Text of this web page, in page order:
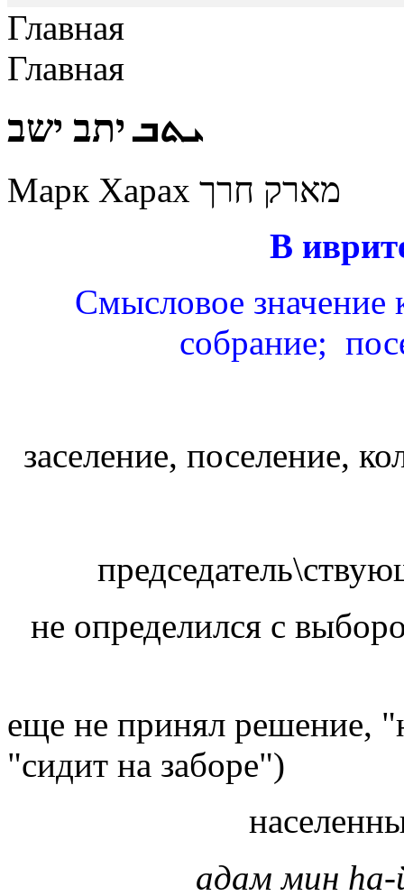
Главная
Главная
ܝܬܒ יתב ישב
Марк Харах מארק חרך
В
Смысловое значение
собрание;
заселение, поселение,
не определился с
еще не принял решение,
"сидит на заборе")
адам мин hа-